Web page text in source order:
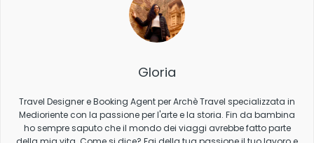
Gloria
Travel Designer e Booking Agent per Archè Travel specializzata in
Medioriente con la passione per l'arte e la storia. Fin da bambina
ho sempre saputo che il mondo dei viaggi avrebbe fatto parte